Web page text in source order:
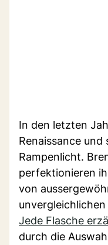
In den letzten
Renaissance
Rampenlicht.
perfektionieren
von
Jede Flasche
durch die